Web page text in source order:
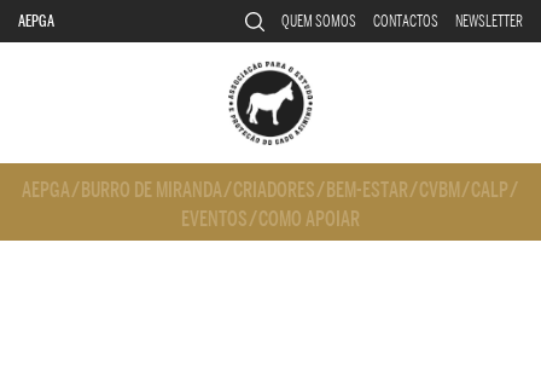
AEPGA QUEM SOMOS CONTACTOS NEWSLETTER
AEPGA/ BURRO DE MIRANDA/CRIADORES/ BEM-ESTAR/CVBM/CALP/
EVENTOS/COMO APOIAR